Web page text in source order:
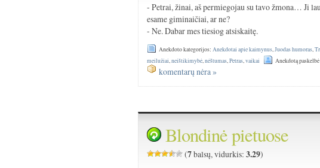
- Petrai, žinai, aš permiegojau su tavo žmona… Ji
esame giminaičiai, ar ne?
- Ne. Dabar mes tiesiog atsiskaitę.
Anekdoto kategorijos:Anekdotai apie kaimynus,Juodas humoras,
meilužiai,neištikimybė,nėštumas,Petras,vaikai Anekdotą
komentarų nėra »
Blondinė pietuose
(7balsų, vidurkis:3.29)